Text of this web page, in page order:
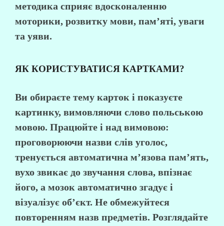
методика сприяє вдосконаленню
моторики, розвитку мови, пам’яті, уваги
та уяви.
ЯК КОРИСТУВАТИСЯ КАРТКАМИ?
Ви обираєте тему карток і показуєте
картинку, вимовляючи слово польською
мовою. Працюйте і над вимовою:
проговорюючи назви слів уголос,
тренується автоматична м’язова пам’ять,
вухо звикає до звучання слова, впізнає
його, а мозок автоматично згадує і
візуалізує об’єкт. Не обмежуйтеся
повторенням назв предметів. Розглядайте